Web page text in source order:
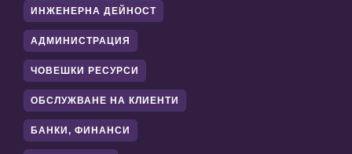
ИНЖЕНЕРНА ДЕЙНОСТ
АДМИНИСТРАЦИЯ
ЧОВЕШКИ РЕСУРСИ
ОБСЛУЖВАНЕ НА КЛИЕНТИ
БАНКИ, ФИНАНСИ